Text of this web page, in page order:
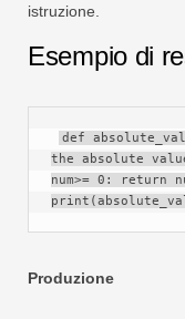
istruzione.
Esempio di
def
the absolute
num>= 0: return
Produzione